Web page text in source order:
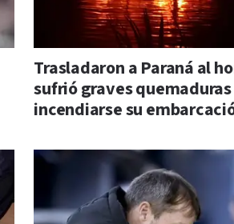
Trasladaron a Paraná al
sufrió graves
incendiarse su